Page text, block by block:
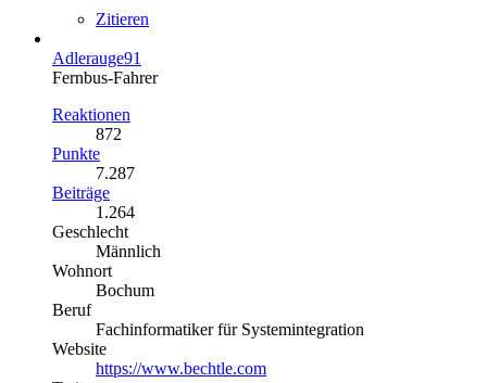
Zitieren
Adlerauge91
Fernbus-Fahrer
Reaktionen
872
Punkte
7.287
Beiträge
1.264
Geschlecht
Männlich
Wohnort
Bochum
Beruf
Fachinformatiker für Systemintegration
Website
https://www.bechtle.com